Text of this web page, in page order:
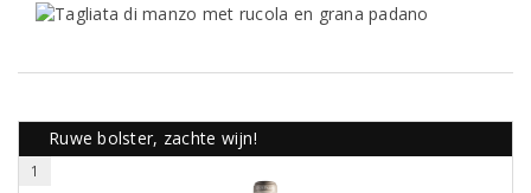
Ruwe bolster, zachte wijn!
1